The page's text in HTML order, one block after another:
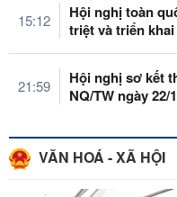
15:12
Hội nghị toàn
triệt và triển
21:59
Hội nghị sơ kết
NQ/TW ngày 22/
VĂN HOÁ - XÃ HỘI